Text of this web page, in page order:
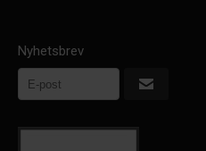
Nyhetsbrev